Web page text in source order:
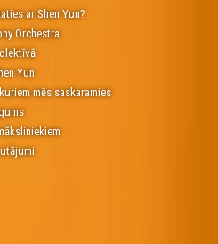
ar Shen Yun?
Orchestra
Yun
mēs saskaramies